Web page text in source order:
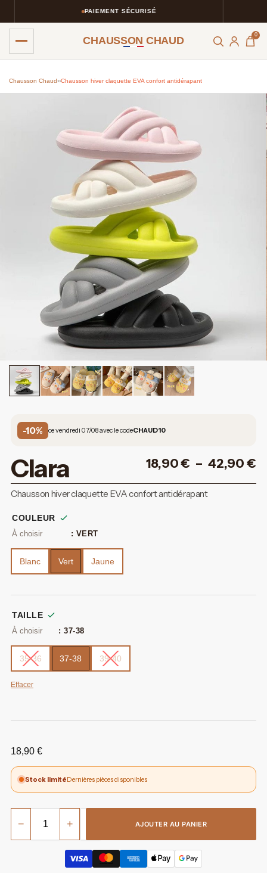
PAIEMENT SÉCURISÉ
CHAUSSON CHAUD 0
Chausson Chaud››Chausson hiver claquette EVA confort antidérapant
-10% ce vendredi 07/08 avec le codeCHAUD10
Clara 18,90€ – 42,90€
Chausson hiver claquette EVA confort antidérapant
COULEUR
: VERT
Blanc Vert Jaune
TAILLE
: 37-38
35-36 37-38 39-40
Effacer
18,90 €
Stock limitéDernières pièces disponibles
− + AJOUTER AU PANIER